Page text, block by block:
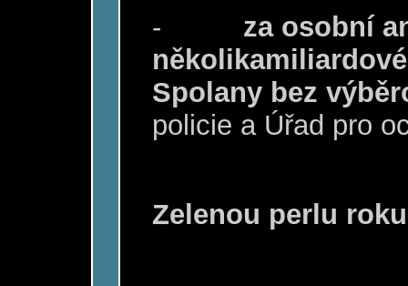
-
za osobní
Spolany bez
policie a Úřad pro
Zelenou perlu